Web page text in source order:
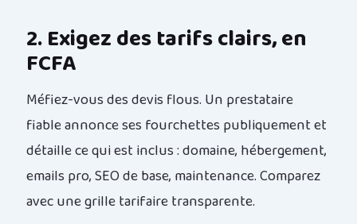
2. Exigez des tarifs clairs, en
FCFA
Méfiez-vous des devis flous. Un prestataire
fiable annonce ses fourchettes publiquement et
détaille ce qui est inclus : domaine, hébergement,
emails pro, SEO de base, maintenance. Comparez
avecune grille tarifaire transparente.